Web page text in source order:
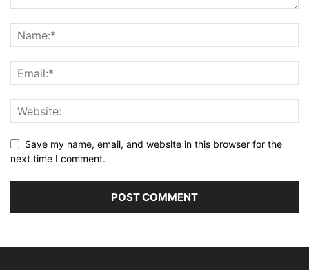
Save my name, email, and website in this browser for the
next time I comment.